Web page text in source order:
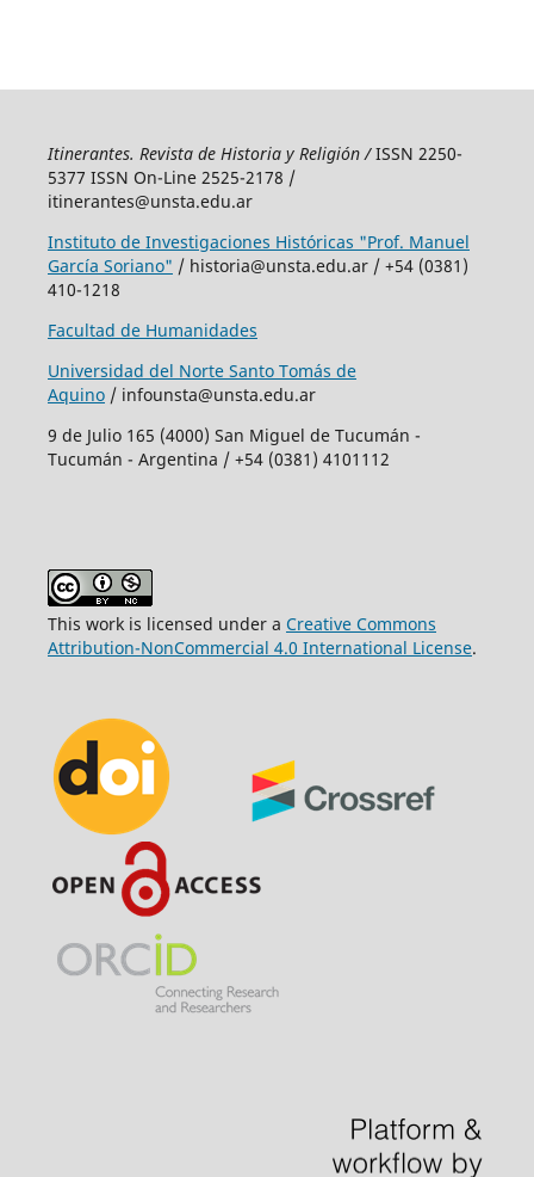
Itinerantes. Revista de Historia y Religión /ISSN 2250-
5377 ISSN On-Line 2525-2178 /
itinerantes@unsta.edu.ar
Instituto de Investigaciones Históricas "Prof. Manuel
García Soriano" / historia@unsta.edu.ar / +54 (0381)
410-1218
Facultad de Humanidades
Universidad del Norte Santo Tomás de
Aquino/ infounsta@unsta.edu.ar
9 de Julio 165 (4000) San Miguel de Tucumán -
Tucumán - Argentina / +54 (0381) 4101112
This work is licensed under a Creative Commons
Attribution-NonCommercial 4.0 International License.